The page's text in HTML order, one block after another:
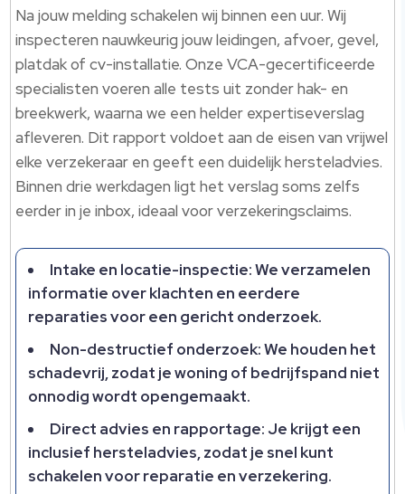
Na jouw melding schakelen wij binnen een uur.​ Wij
inspecteren nauwkeurig jouw leidingen, afvoer, gevel,
platdak of cv-installatie.​ Onze VCA-gecertificeerde
specialisten voeren alle tests uit zonder hak- en
breekwerk, waarna we een helder expertiseverslag
afleveren.​ Dit rapport voldoet aan de eisen van vrijwel
elke verzekeraar en geeft een duidelijk hersteladvies.​
Binnen drie werkdagen ligt het verslag soms zelfs
eerder in je inbox, ideaal voor verzekeringsclaims.​
Intake en locatie-inspectie: We verzamelen
informatie over klachten en eerdere
reparaties voor een gericht onderzoek.​
Non-destructief onderzoek: We houden het
schadevrij, zodat je woning of bedrijfspand niet
onnodig wordt opengemaakt.​
Direct advies en rapportage: Je krijgt een
inclusief hersteladvies, zodat je snel kunt
schakelen voor reparatie en verzekering.​